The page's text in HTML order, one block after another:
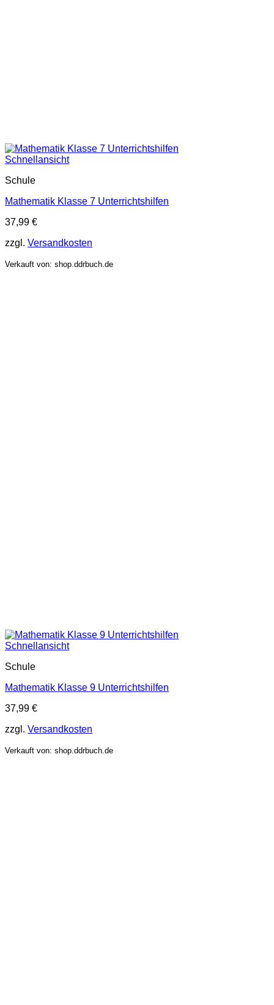
Schnellansicht
Schule
Mathematik Klasse 7 Unterrichtshilfen
37,99 €
zzgl. Versandkosten
Verkauft von: shop.ddrbuch.de
Schnellansicht
Schule
Mathematik Klasse 9 Unterrichtshilfen
37,99 €
zzgl. Versandkosten
Verkauft von: shop.ddrbuch.de